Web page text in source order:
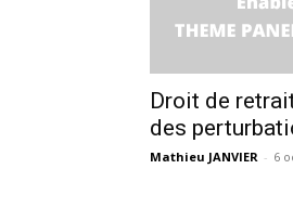
Droit de
des
Mathieu JANVIER - 6